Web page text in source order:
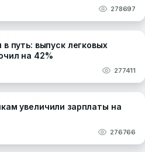
278697
путь: выпуск легковых
на 42%
277411
увеличили зарплаты на
276766